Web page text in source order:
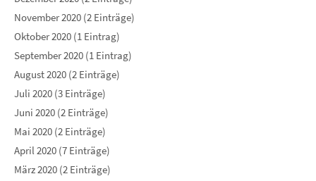
November 2020 (2 Einträge)
Oktober 2020 (1 Eintrag)
September 2020 (1 Eintrag)
August 2020 (2 Einträge)
Juli 2020 (3 Einträge)
Juni 2020 (2 Einträge)
Mai 2020 (2 Einträge)
April 2020 (7 Einträge)
März 2020 (2 Einträge)